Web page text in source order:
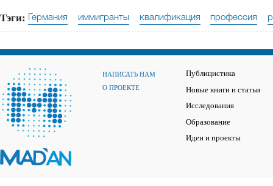
Тэги: Германия иммигранты квалификация профессия
НАПИСАТЬ НАМ
О ПРОЕКТЕ
Публицистика
Новые книги и статьи
Исследования
Образование
Идеи и проекты